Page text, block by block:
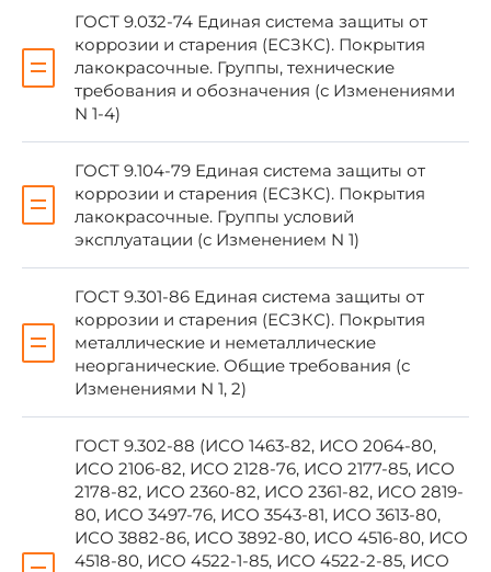
ГОСТ 9.014-78 1.6.2
ГОСТ 9.032-74
ГОСТ 9.104-79 1.3.6
ГОСТ 9.301-86
ГОСТ 9.402-2004 1.3.6
ГОСТ 10-88 3.1
ГОСТ 9.032-74 Единая система защиты от
коррозии и старения (ЕСЗКС). Покрытия
лакокрасочные. Группы, технические
требования и обозначения (с Изменениями
N 1-4)
ГОСТ 9.104-79 Единая система защиты от
коррозии и старения (ЕСЗКС). Покрытия
лакокрасочные. Группы условий
эксплуатации (с Изменением N 1)
ГОСТ 9.301-86 Единая система защиты от
коррозии и старения (ЕСЗКС). Покрытия
металлические и неметаллические
неорганические. Общие требования (с
Изменениями N 1, 2)
ГОСТ 9.302-88 (ИСО 1463-82, ИСО 2064-80,
ИСО 2106-82, ИСО 2128-76, ИСО 2177-85, ИСО
2178-82, ИСО 2360-82, ИСО 2361-82, ИСО 2819-
80, ИСО 3497-76, ИСО 3543-81, ИСО 3613-80,
ИСО 3882-86, ИСО 3892-80, ИСО 4516-80, ИСО
4518-80, ИСО 4522-1-85, ИСО 4522-2-85, ИСО